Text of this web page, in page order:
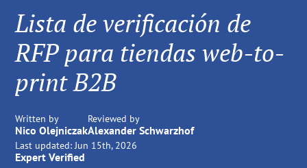
Lista de verificación de
RFP para tiendas web-to-
print B2B
Written by
Nico Olejniczak
Reviewed by
Alexander Schwarzhof
Last updated: Jun 15th, 2026
Expert Verified